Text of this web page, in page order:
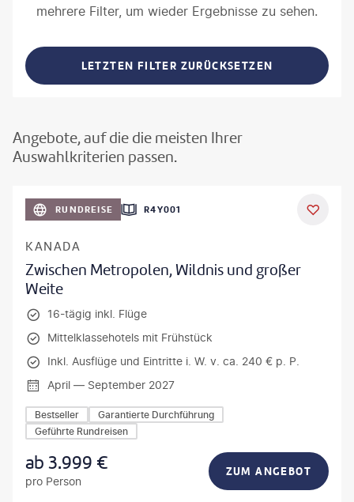
mehrere Filter, um wieder Ergebnisse zu sehen.
LETZTEN FILTER ZURÜCKSETZEN
Angebote, auf die die meisten Ihrer
Auswahlkriterien passen.
RUNDREISE R4Y001
KANADA
Zwischen Metropolen, Wildnis und großer
Weite
16-tägig inkl. Flüge
Mittelklassehotels mit Frühstück
Inkl. Ausflüge und Eintritte i. W. v. ca. 240 € p. P.
April — September 2027
Bestseller
Garantierte Durchführung
Geführte Rundreisen
ab3.999 €
pro Person
ZUM ANGEBOT